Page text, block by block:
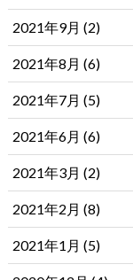
2021年9月 (2)
2021年8月 (6)
2021年7月 (5)
2021年6月 (6)
2021年3月 (2)
2021年2月 (8)
2021年1月 (5)